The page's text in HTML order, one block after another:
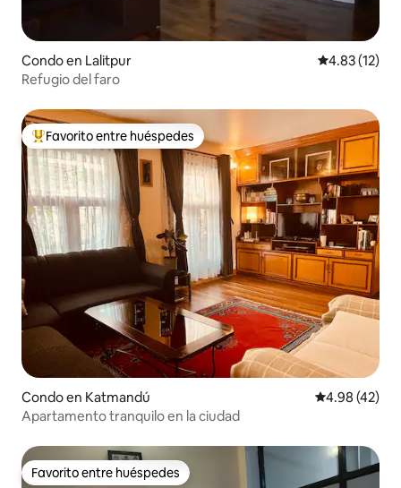
Condo en Lalitpur Calificación
4.83 (12)
Refugio del faro
Favorito entre huéspedes preferido
Favorito entre huéspedes
Condo en Katmandú Calificación
4.98 (42)
Apartamento tranquilo en la ciudad
Favorito entre huéspedes
Favorito entre huéspedes